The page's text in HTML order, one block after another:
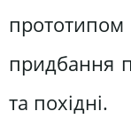
прототипом
придбання
та похідні.